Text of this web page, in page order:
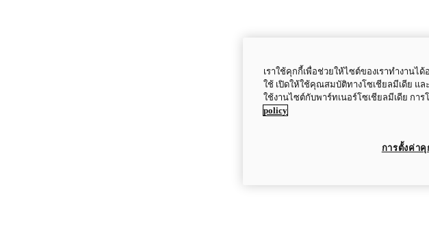
เราใช้คุกกี้เพื่อช่วยให้ไซต์ของเราทำงาน
ใช้ เปิดให้ใช้คุณสมบัติทางโซเชียลมีเดีย แล
ใช้งานไซต์กับพาร์ทเนอร์โซเชียลมีเดีย กา
policy
การตั้งค่าคุ